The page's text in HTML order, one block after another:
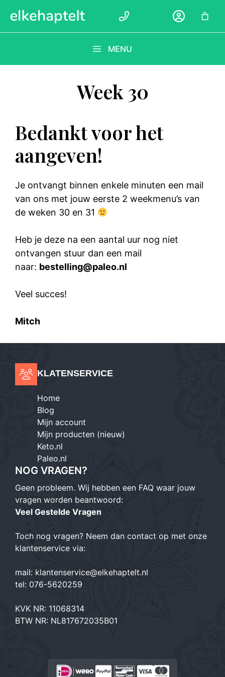
naar
de
MENU
Week 30
Bedankt voor het
aangeven!
Je ontvangt binnen enkele minuten een mail
van ons met jouw eerste 2 weekmenu’s van
de weken 30 en 31
Heb je deze na een aantal uur nog niet
ontvangen stuur dan een mail
naar: bestelling@paleo.nl
Veel succes!
Mitch
KLATENSERVICE
Home
Blog
Mijn account
Mijn producten (nieuw)
Keto.nl
Paleo.nl
NOG VRAGEN?
Geen probleem. Wij hebben een FAQ waar jouw
vragen worden beantwoord:
Veel Gestelde Vragen
Toch nog vragen? Neem dan contact op met onze
klantenservice via:
mail: klantenservice@elkehaptelt.nl
tel: 076-5620259
KVK NR: 11068314
BTW NR: NL817672035B01